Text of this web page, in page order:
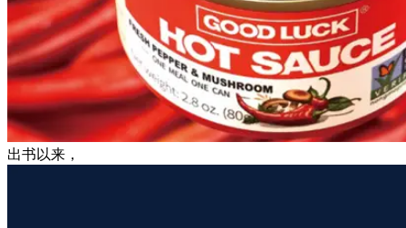
出书以来，